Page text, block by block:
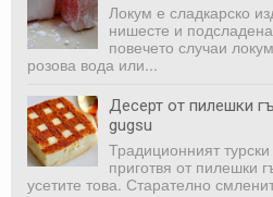
Локум е сладкарско
нишесте и
повечето случаи
розова вода или...
Десерт от пилешки
gugsu
Традиционният
приготвя от пилешки
усетите това. Старателно